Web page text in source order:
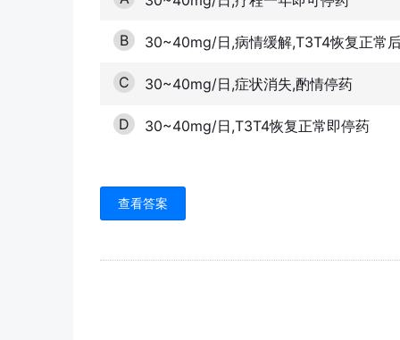
B 30~40mg/日,病情缓解,T3T4恢复正常
C 30~40mg/日,症状消失,酌情停药
D 30~40mg/日,T3T4恢复正常即停药
查看答案